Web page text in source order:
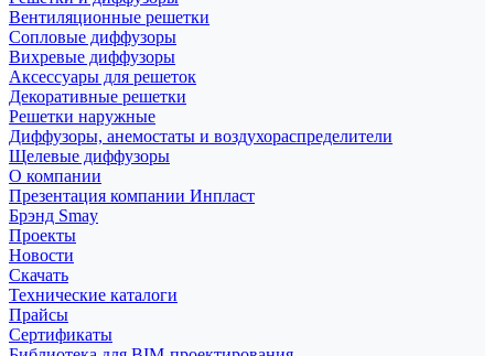
Вентиляционные решетки
Сопловые диффузоры
Вихревые диффузоры
Аксессуары для решеток
Декоративные решетки
Решетки наружные
Диффузоры, анемостаты и воздухораспределители
Щелевые диффузоры
О компании
Презентация компании Инпласт
Брэнд Smay
Проекты
Новости
Скачать
Технические каталоги
Прайсы
Сертификаты